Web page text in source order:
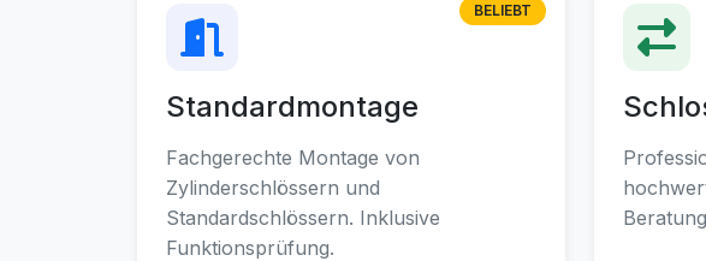
Standardmontage
Fachgerechte Montage von
Zylinderschlössern und
Standardschlössern. Inklusive
Funktionsprüfung.
BELIEBT